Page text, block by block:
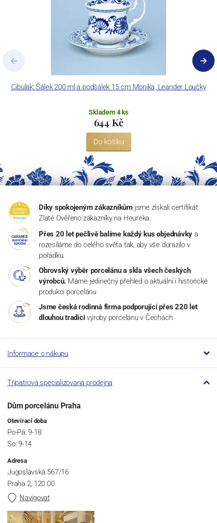
Cibulák: Šálek 200 ml a podšálek 15 cm Monika, Leander Loučky
Skladem 4 ks
644 Kč
Do košíku
Díky spokojeným zákazníkům jsme získali certifikát
Zlaté Ověřeno zákazníky na Heureka.
Přes 20 let pečlivě balíme každý kus objednávky a
rozesíláme do celého světa tak, aby vše dorazilo v
pořádku.
Obrovský výběr porcelánu a skla všech českých
výrobců. Máme jedinečný přehled o aktuální i historické
produkci porcelánu
Jsme česká rodinná firma podporující přes 220 let
dlouhou tradici výroby porcelánu v Čechách.
Informace o nákupu
Třípatrová specializovaná prodejna
Dům porcelánu Praha
Otevírací doba
Po-Pá: 9-18
So: 9-14
Adresa
Jugoslávská 567/16
Praha 2, 120 00
Navigovat